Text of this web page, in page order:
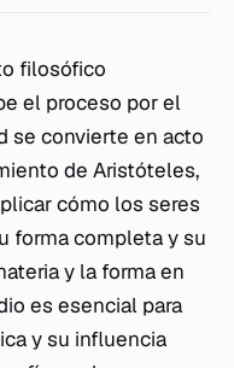
filosófico
el proceso por el
se convierte en acto
de Aristóteles,
cómo los seres
forma completa y su
y la forma en
es esencial para
y su influencia